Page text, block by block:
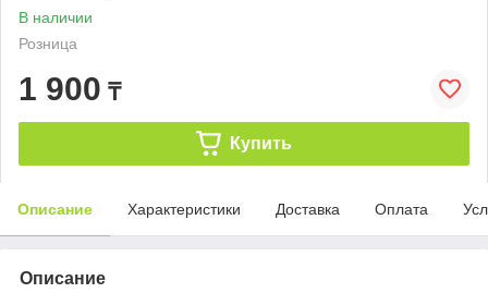
В наличии
Розница
1 900 ₸
Купить
Описание Характеристики Доставка Оплата
Описание